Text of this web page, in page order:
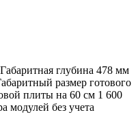
глубина 478 мм
размер готового
плиты на 60 см 1 600
модулей без учета